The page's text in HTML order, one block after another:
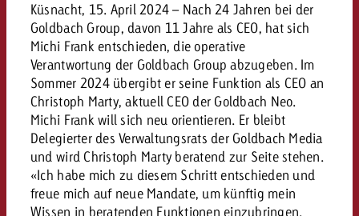
Leads
Webseiten-Zugriffe
Umsatz
Werbewirkung messen mit Swiss
GOLDBACH NEWS
Screenforce Schweiz Studie
entlang des gesamten Sales
TV+
Werbewirkung messen mit
TV NEWS
Screenforce Schweiz Studie
entlang des gesamten Sales
Digital Out of Home
Werbewirkung messen mit
OOH NEWS
«Pro Plakat» macht deutlich,
Werbeverbote auf breite
Werbewirkung messen mit
AUDIO NEWS
Interview mit Steve Krebser
Audio Network
Online Übersicht
Display- und Video
Advanced TV
Gaming Ads
Digital Audio
Werbewirkung messen mit
ONLINE NEWS
TV-Team – Goldbach Media
Online-Team – Goldbach Audience
Audio-Team – Swiss Radioworld
Werbewirkung messen mit
GOLDBACH NEWS
GVN-Studie 2026: Goldbach
stärkt die kanalübergreifende
Überblick &
TV
Out of
Audio
Küsnacht, 15. April 2024 – Nach 24 Jahren bei der
Goldbach Group, davon 11 Jahre als CEO, hat sich
Michi Frank entschieden, die operative
Verantwortung der Goldbach Group abzugeben. Im
Sommer 2024 übergibt er seine Funktion als CEO an
Christoph Marty, aktuell CEO der Goldbach Neo.
Michi Frank will sich neu orientieren. Er bleibt
Delegierter des Verwaltungsrats der Goldbach Media
und wird Christoph Marty beratend zur Seite stehen.
«Ich habe mich zu diesem Schritt entschieden und
freue mich auf neue Mandate, um künftig mein
Wissen in beratenden Funktionen einzubringen.